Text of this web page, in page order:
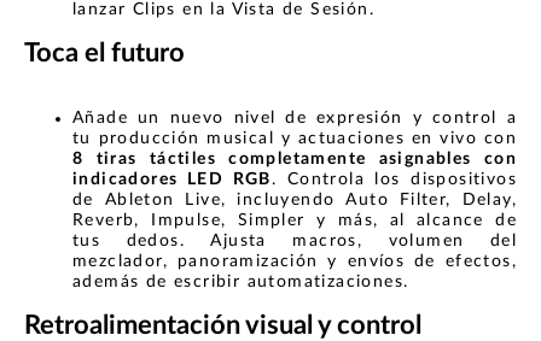
lanzar Clips en la Vista de Sesión.
Toca el futuro
Añade un nuevo nivel de expresión y control a
tu producción musical y actuaciones en vivo con
8 tiras táctiles completamente asignables con
indicadores LED RGB. Controla los dispositivos
de Ableton Live, incluyendo Auto Filter, Delay,
Reverb, Impulse, Simpler y más, al alcance de
tus dedos. Ajusta macros, volumen del
mezclador, panoramización y envíos de efectos,
además de escribir automatizaciones.
Retroalimentación visual y control